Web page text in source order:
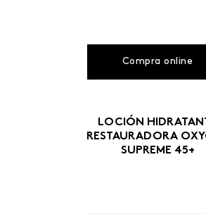
Compra online
LOCIÓN
RESTAURADORA
SUPREME 45+